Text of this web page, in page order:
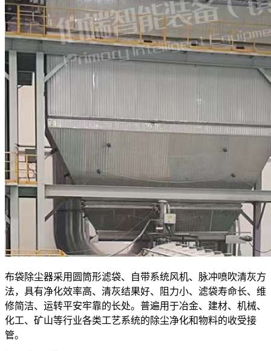
布袋除尘器采用圆筒形滤袋、自带系统风机、脉冲喷吹清灰方
法，具有净化效率高、清灰结果好、阻力小、滤袋寿命长、维
修简洁、运转平安牢靠的长处。普遍用于冶金、建材、机械、
化工、矿山等行业各类工艺系统的除尘净化和物料的收受接
管。